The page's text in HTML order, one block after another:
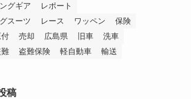
グギア
レポート
スーツ
レース ワッペン
保険
付 売却 広島県 旧車
洗車
盗難保険 軽自動車 輸送
稿